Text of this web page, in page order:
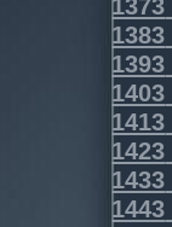
1383
1393
1403
1413
1423
1433
1443